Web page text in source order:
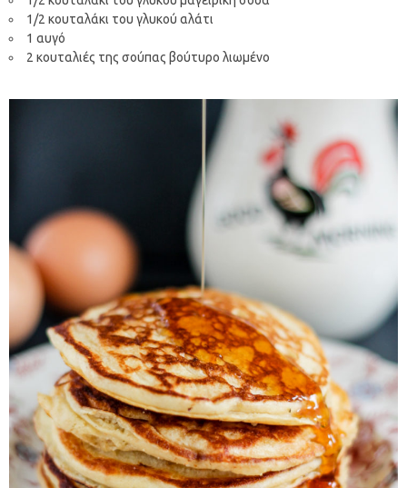
1/2 κουταλάκι του γλυκού αλάτι
1 αυγό
2 κουταλιές της σούπας βούτυρο λιωμένο